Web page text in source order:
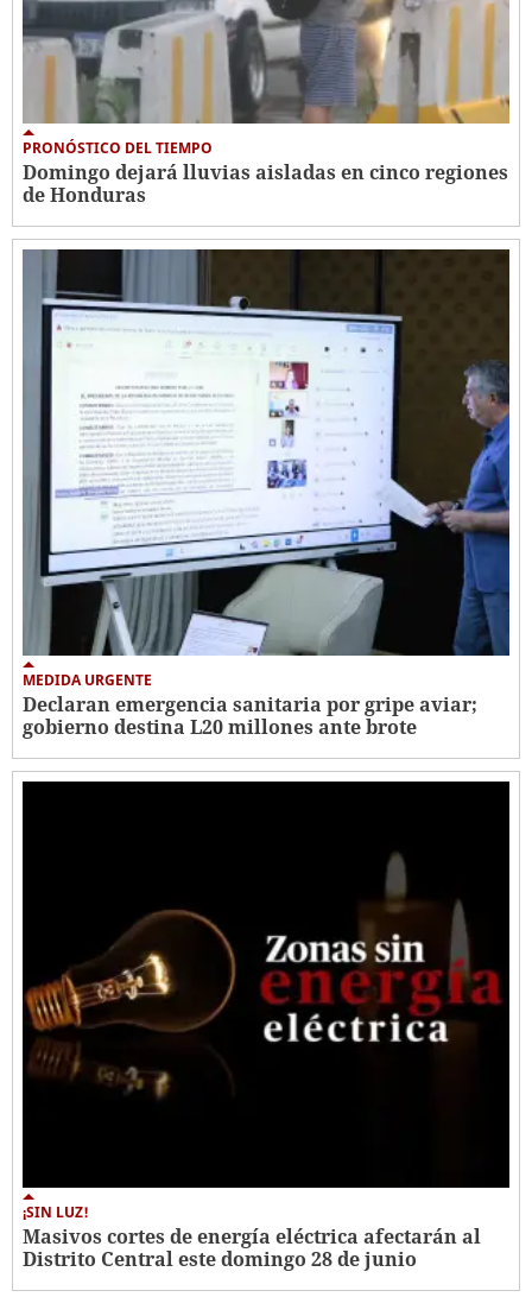
PRONÓSTICO DEL TIEMPO
Domingo dejará lluvias aisladas en cinco regiones
de Honduras
MEDIDA URGENTE
Declaran emergencia sanitaria por gripe aviar;
gobierno destina L20 millones ante brote
¡SIN LUZ!
Masivos cortes de energía eléctrica afectarán al
Distrito Central este domingo 28 de junio